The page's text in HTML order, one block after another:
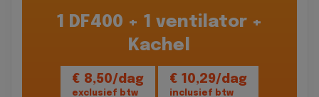
1 DF400 + 1 ventilator +
Kachel
€ 8,50/dag
exclusief btw
€ 10,29/dag
inclusief btw